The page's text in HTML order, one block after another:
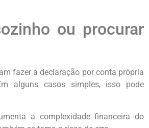
ou procurar
fazer a declaração por conta própria
alguns casos simples, isso pode
a complexidade financeira do